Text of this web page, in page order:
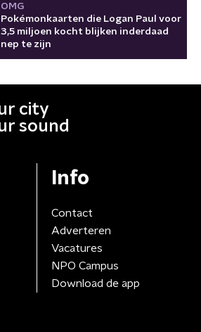
OMG
Pokémonkaarten die Logan Paul voor
3,5 miljoen kocht blijken inderdaad
nep te zijn
city
sound
Info
Contact
Adverteren
Vacatures
NPO Campus
Download de app